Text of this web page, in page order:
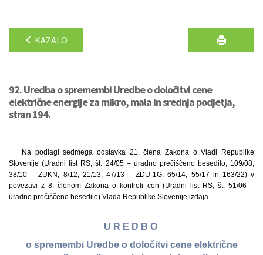
KAZALO
92. Uredba o spremembi Uredbe o določitvi cene
električne energije za mikro, mala in srednja podjetja,
stran 194.
Na podlagi sedmega odstavka 21. člena Zakona o Vladi Republike
Slovenije (Uradni list RS, št. 24/05 – uradno prečiščeno besedilo, 109/08,
38/10 – ZUKN, 8/12, 21/13, 47/13 – ZDU-1G, 65/14, 55/17 in 163/22) v
povezavi z 8. členom Zakona o kontroli cen (Uradni list RS, št. 51/06 –
uradno prečiščeno besedilo) Vlada Republike Slovenije izdaja
U R E D B O
o spremembi Uredbe o določitvi cene električne